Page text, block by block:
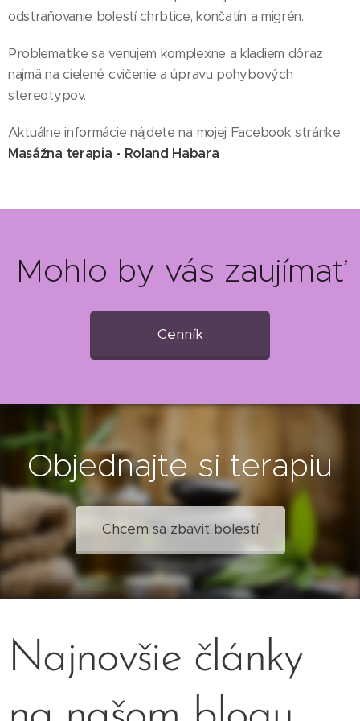
odstraňovanie bolestí chrbtice, končatín a migrén.
Problematike sa venujem komplexne a kladiem dôraz
najmä na cielené cvičenie a úpravu pohybových
stereotypov.
Aktuálne informácie nájdete na mojej Facebook stránke
Masážna terapia - Roland Habara
Mohlo by vás zaujímať
Cenník
Objednajte si terapiu
Chcem sa zbaviť bolestí
Najnovšie články